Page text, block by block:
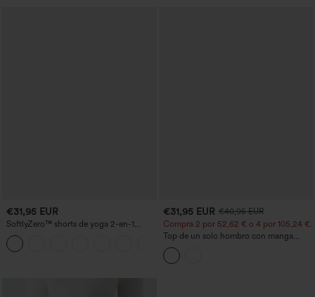
€31,95 EUR
SoftlyZero™ shorts de yoga 2-en-1
InstantCool, talle alto cruzado, ligeros y
transpirables, 3'' con bolsillos
€31,95 EUR €40,95 EUR
Compra 2 por 52,62 € o 4 por 105,24 €.
Top de un solo hombro con manga
corta, dobladillo curvo high‑low,
sujetador integrado y estampado de
lunares, estilo casual